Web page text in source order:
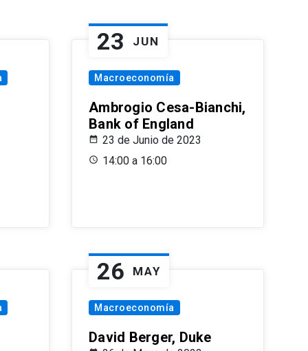
23 JUN
Macroeconomía
Ambrogio Cesa-Bianchi,
Bank of England
23 de Junio de 2023
14:00 a 16:00
26 MAY
Macroeconomía
David Berger, Duke